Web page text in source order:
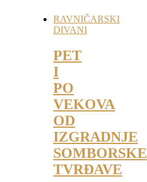
RAVNIČARSKI
DIVANI
PET
I
PO
VEKOVA
OD
IZGRADNJE
SOMBORSKE
TVRĐAVE